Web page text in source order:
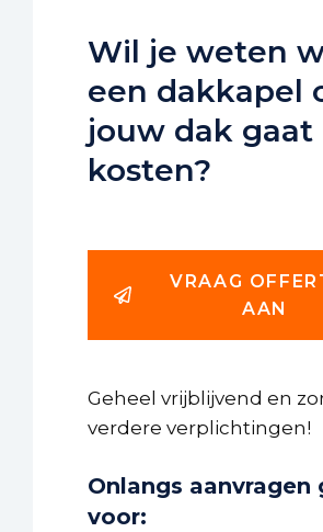
Wil je weten
een dakkapel
jouw dak gaat
kosten?
VRAAG
AAN
Geheel vrijblijvend en
verdere verplichtingen!
Onlangs aanvragen
voor: